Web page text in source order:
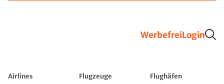
WerbefreiLogin
Airlines Flugzeuge
Flughäfen